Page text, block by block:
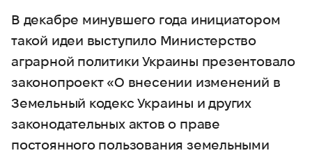
В декабре минувшего года инициатором
такой идеи выступило Министерство
аграрной политики Украины презентовало
законопроект «О внесении изменений в
Земельный кодекс Украины и других
законодательных актов о праве
постоянного пользования земельными